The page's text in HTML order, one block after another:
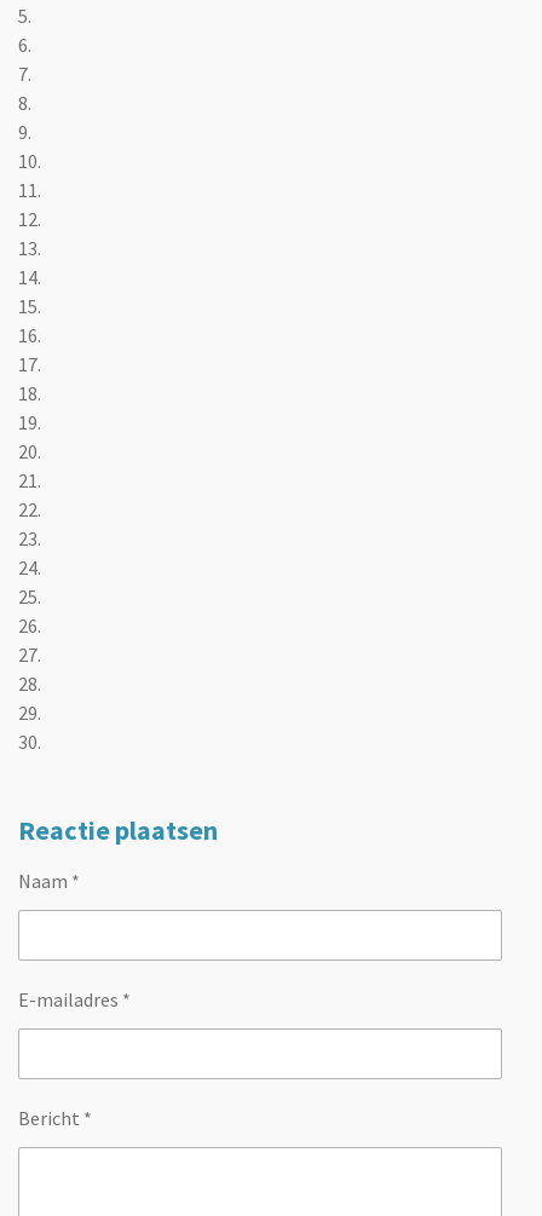
5.
6.
7.
8.
9.
10.
11.
12.
13.
14.
15.
16.
17.
18.
19.
20.
21.
22.
23.
24.
25.
26.
27.
28.
29.
30.
Reactie plaatsen
Naam *
E-mailadres *
Bericht *